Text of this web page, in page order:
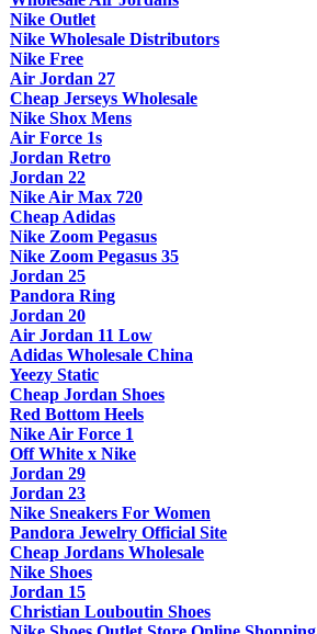
Nike Outlet
Nike Wholesale Distributors
Nike Free
Air Jordan 27
Cheap Jerseys Wholesale
Nike Shox Mens
Air Force 1s
Jordan Retro
Jordan 22
Nike Air Max 720
Cheap Adidas
Nike Zoom Pegasus
Nike Zoom Pegasus 35
Jordan 25
Pandora Ring
Jordan 20
Air Jordan 11 Low
Adidas Wholesale China
Yeezy Static
Cheap Jordan Shoes
Red Bottom Heels
Nike Air Force 1
Off White x Nike
Jordan 29
Jordan 23
Nike Sneakers For Women
Pandora Jewelry Official Site
Cheap Jordans Wholesale
Nike Shoes
Jordan 15
Christian Louboutin Shoes